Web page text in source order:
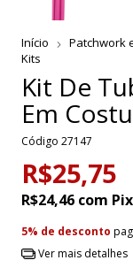
Início Patchwork
Kits
Kit De
Em
Código 27147
R$25,75
R$24,46 com Pix
5% de desconto
Ver mais detalhes